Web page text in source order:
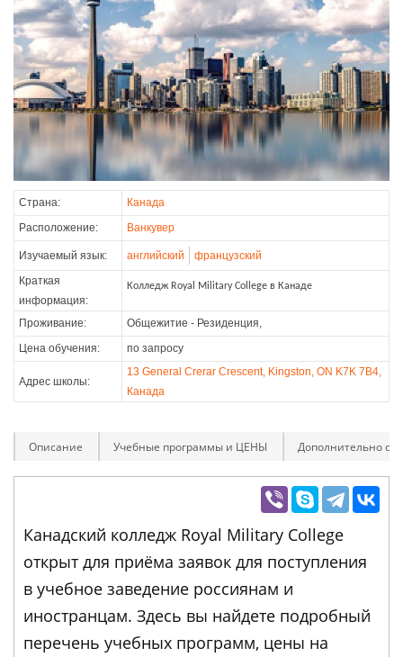
Страна:
Канада
Расположение:
Ванкувер
Изучаемый язык: английский
французский
Краткая
информация:
Колледж Royal Military College в Канаде
Проживание:
Общежитие - Резиденция,
Цена обучения:
по запросу
Адрес школы:
13 General Crerar Crescent, Kingston, ON K7K 7B4,
Канада
Описание Учебные программы и ЦЕНЫ Дополнительно
Канадский колледж Royal Military College
открыт для приёма заявок для поступления
в учебное заведение россиянам и
иностранцам. Здесь вы найдете подробный
перечень учебных программ, цены на